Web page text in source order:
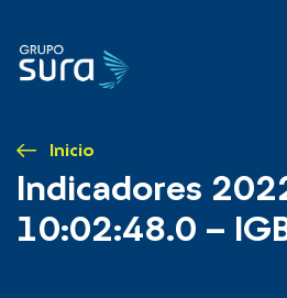
Inicio
Indicadores
10:02:48.0 –